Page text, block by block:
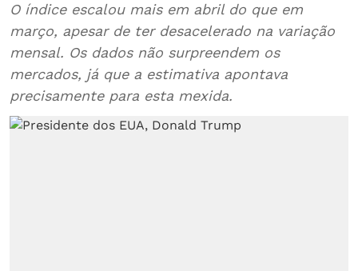
O índice escalou mais em abril do que em
março, apesar de ter desacelerado na variação
mensal. Os dados não surpreendem os
mercados, já que a estimativa apontava
precisamente para esta mexida.